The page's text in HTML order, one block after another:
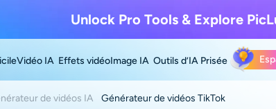
Unlock Pro Tools & Explore
Vidéo IA Effets vidéoImage IA Outils d’IA Prisée
de vidéos IA Générateur de vidéos TikTok